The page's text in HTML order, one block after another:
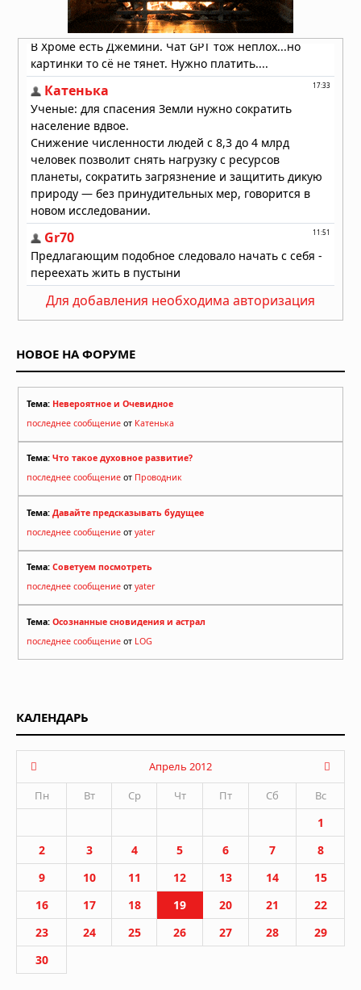
опасности
04.08.2026 в 11:33
Землетрясение магнитудой 5,5 у
берегов Египта: толчки ощущались
в Каире
Для добавления необходима авторизация
НОВОЕ НА ФОРУМЕ
Тема: Невероятное и Очевидное
последнее сообщение от Катенька
Тема: Что такое духовное развитие?
последнее сообщение от Проводник
Тема: Давайте предсказывать будущее
последнее сообщение от yater
Тема: Советуем посмотреть
последнее сообщение от yater
Тема: Осознанные сновидения и астрал
последнее сообщение от LOG
КАЛЕНДАРЬ
Апрель 2012
Пн
Вт Ср Чт Пт Сб Вс
1
2
3 4 5 6 7
8
9
10 11 12 13 14
15
16
17 18 19 20 21
22
23
24 25 26 27 28
29
30